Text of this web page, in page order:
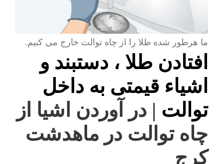
ما هرطور شده طلا را از چاه توالت خارج می کنیم.
افتادن طلا ، دستبند و
اشیاء قیمتی به داخل
توالت | در آوردن اشیا از
چاه توالت در ماهدشت
کرج